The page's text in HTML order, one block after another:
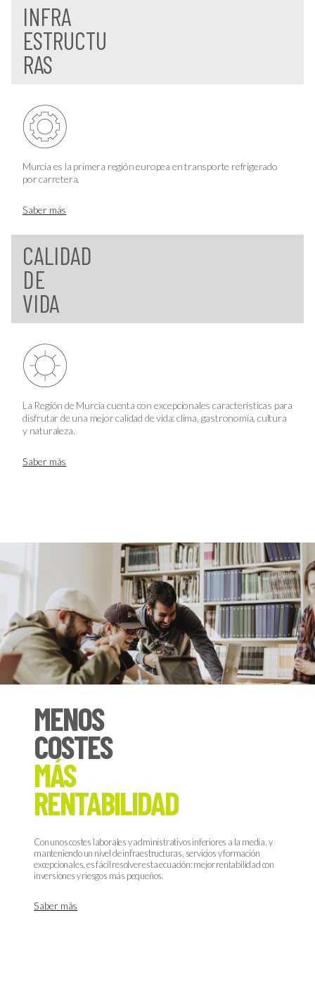
INFRA
ESTRUCTU
RAS
Murcia es la primera región europea en transporte refrigerado
por carretera.
Saber más
CALIDAD
DE
VIDA
La Región de Murcia cuenta con excepcionales características para
disfrutar de una mejor calidad de vida: clima, gastronomía, cultura
y naturaleza.
Saber más
MENOS
COSTES
MÁS
RENTABILIDAD
Con unos costes laborales y administrativos inferiores a la media, y
manteniendo un nivel de infraestructuras, servicios y formación
excepcionales, es fácil resolver esta ecuación: mejor rentabilidad con
inversiones y riesgos más pequeños.
Saber más